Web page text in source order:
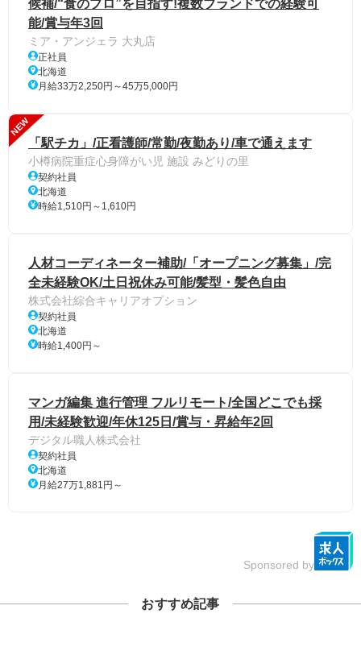
候補/“食のプロ”を目指す!複数ブランドでの経験可
能/賞与年3回
ミア・アンジェラ 大丸店
正社員
北海道
月給33万2,250円～45万5,000円
NEW
「駅チカ」/正看護師/常勤/夜勤あり/車で通えます
小樽病院重症心身障がい児 施設 みどりの里
契約社員
北海道
時給1,510円～1,610円
人材コーディネーター補助/「オープニング募集」/完
全未経験OK/土日祝休み可能/髪型・髪色自由
株式会社綜合キャリアオプション
契約社員
北海道
時給1,400円～
マンガ編集 進行管理 フルリモート/全国どこでも採
用/未経験歓迎/年休125日/賞与・昇給年2回
デジタル職人株式会社
契約社員
北海道
月給27万1,881円～
Sponsored by
おすすめ記事